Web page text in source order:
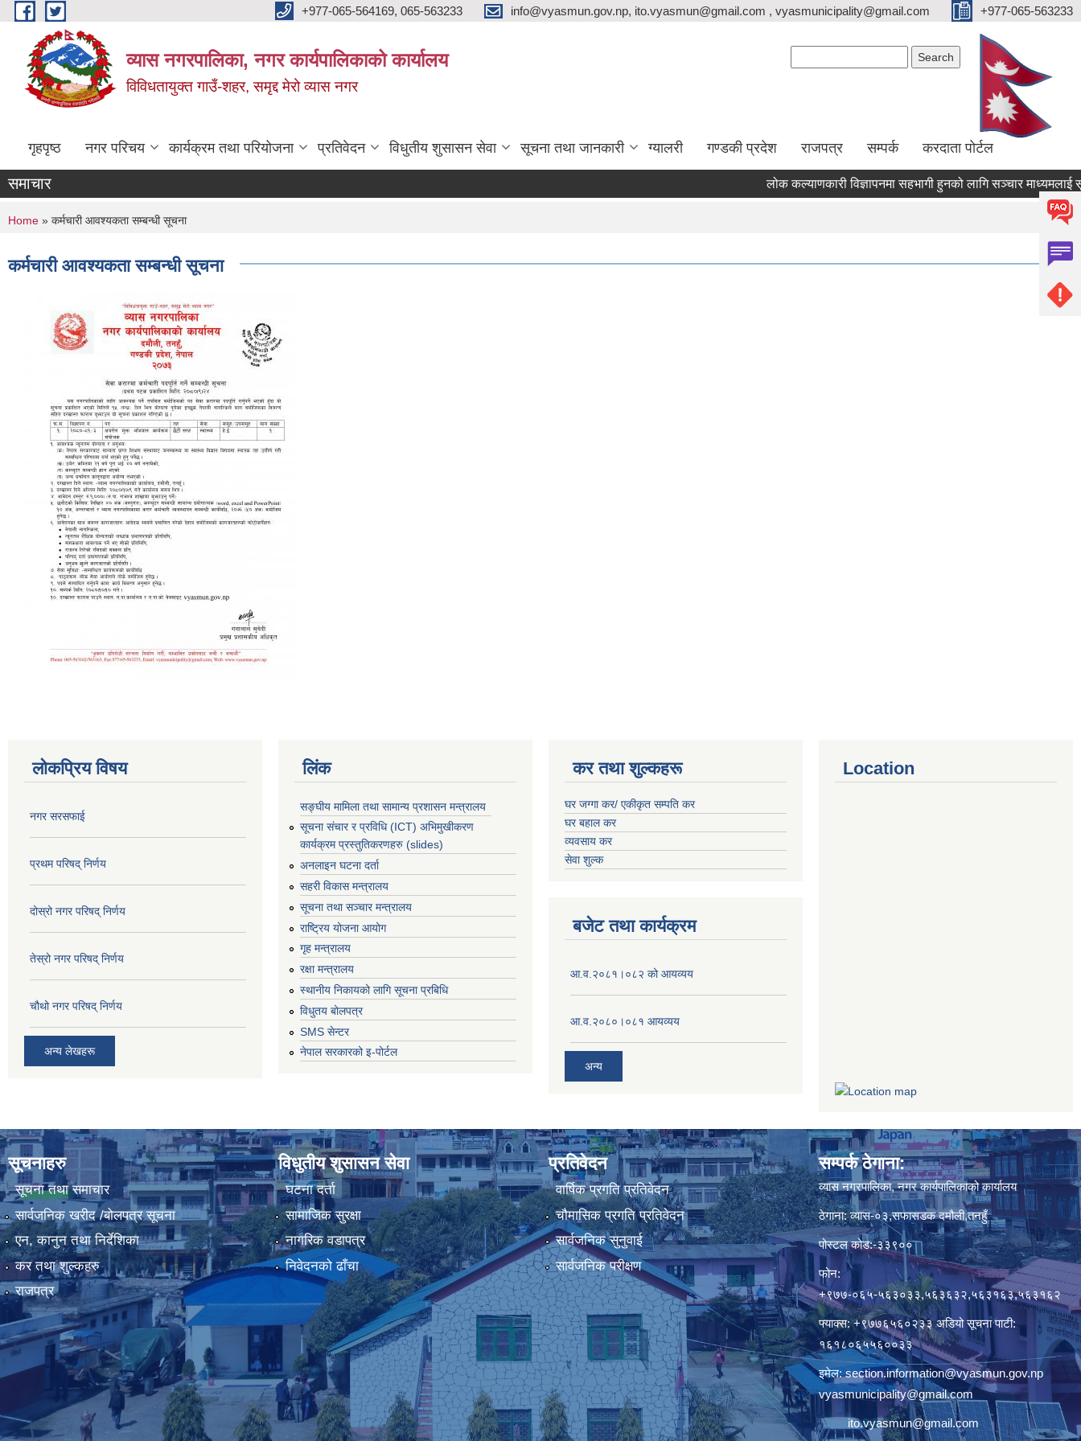
Skip to main content +977-065-564169, 065-563233 info@vyasmun.gov.np, ito.vyasmun@gmail.com , vyasmunicipality@gmail.com +977-065-563233
व्यास नगरपालिका, नगर कार्यपालिकाको कार्यालय
विविधतायुक्त गाउँ-शहर, समृद्द मेरो व्यास नगर
गृहपृष्ठ नगर परिचय कार्यक्रम तथा परियोजना प्रतिवेदन विधुतीय शुसासन सेवा सूचना तथा जानकारी ग्यालरी गण्डकी प्रदेश राजपत्र सम्पर्क करदाता पोर्टल
समाचार लोक कल्याणकारी विज्ञापनमा सहभागी हुनको लागि सञ्चार माध्यमलाई
You are here
Home » कर्मचारी आवश्यकता सम्बन्धी सूचना
कर्मचारी आवश्यकता सम्बन्धी सूचना
लोकप्रिय विषय
नगर सरसफाई
प्रथम परिषद् निर्णय
दोस्रो नगर परिषद् निर्णय
तेस्रो नगर परिषद् निर्णय
चौथो नगर परिषद् निर्णय
अन्य लेखहरू
लिंक
सङ्घीय मामिला तथा सामान्य प्रशासन मन्त्रालय
सूचना संचार र प्रविधि (ICT) अभिमुखीकरण
कार्यक्रम प्रस्तुतिकरणहरु (slides)
अनलाइन घटना दर्ता
सहरी विकास मन्त्रालय
सूचना तथा सञ्चार मन्त्रालय
राष्ट्रिय योजना आयोग
गृह मन्त्रालय
रक्षा मन्त्रालय
स्थानीय निकायको लागि सूचना प्रबिधि
विधुतय बोलपत्र
SMS सेन्टर
नेपाल सरकारको इ-पोर्टल
कर तथा शुल्कहरू
घर जग्गा कर/ एकीकृत सम्पति कर
घर बहाल कर
व्यवसाय कर
सेवा शुल्क
बजेट तथा कार्यक्रम
आ.व.२०८१।०८२ को आयव्यय
आ.व.२०८०।०८१ आयव्यय
अन्य
Location
सूचनाहरु
सूचना तथा समाचार
सार्वजनिक खरीद /बोलपत्र सूचना
एन, कानुन तथा निर्देशिका
कर तथा शुल्कहरु
राजपत्र
विधुतीय शुसासन सेवा
घटना दर्ता
सामाजिक सुरक्षा
नागरिक वडापत्र
निवेदनको ढाँचा
प्रतिवेदन
वार्षिक प्रगति प्रतिवेदन
चौमासिक प्रगति प्रतिवेदन
सार्वजनिक सुनुवाई
सार्वजनिक परीक्षण
सम्पर्क ठेगाना:
व्यास नगरपालिका, नगर कार्यपालिकाको कार्यालय
ठेगाना: व्यास-०३,सफासडक दमौली,तनहुँ
पोस्टल कोड:-३३९००
फोन:
+९७७-०६५-५६३०३३,५६३६३२,५६३१६३,५६३१६२
फ्याक्स: +९७७६५६०२३३ अडियो सूचना पाटी:
१६१८०६५५६००३३
इमेल:section.information@vyasmun.gov.np
vyasmunicipality@gmail.com
ito.vyasmun@gmail.com